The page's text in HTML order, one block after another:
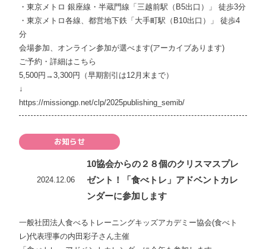
・東京メトロ 銀座線・半蔵門線「三越前駅（B5出口）」 徒歩3分
・東京メトロ各線、都営地下鉄「大手町駅（B10出口）」 徒歩4
分
会場参加、オンライン参加が選べます(アーカイブあります)
ご予約・詳細はこちら
5,500円→3,300円（早期割引は12月末まで）
↓
https://missiongp.net/clp/2025publishing_semib/
お知らせ
2024.12.06
10協会からの２８個のクリスマスプレ
ゼント！「食べトレ」アドベントカレ
ンダーに参加します
一般社団法人食べるトレーニングキッズアカデミー協会(食べト
レ)代表理事の内田彩子さん主催